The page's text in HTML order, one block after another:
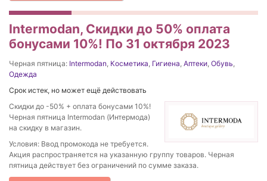
Intermodan, Скидки до 50% оплата
бонусами 10%! По 31 октября 2023
Черная пятница: Intermodan, Косметика, Гигиена, Аптеки, Обувь,
Одежда
Срок истек, но может ещё действовать
Скидки до -50% + оплата бонусами 10%!
Черная пятница Intermodan (Интермода)
на скидку в магазин.
Условия: Ввод промокода не требуется.
Акция распространяется на указанную группу товаров. Черная
пятница действует без ограничений по сумме заказа.